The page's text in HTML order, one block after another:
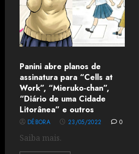
Panini abre planos de
assinatura para “Cells at
Work”, “Mieruko-chan”,
“Diário de uma Cidade
Litorânea” e outros
DÉBORA 23/05/2022 0
Saiba mais.